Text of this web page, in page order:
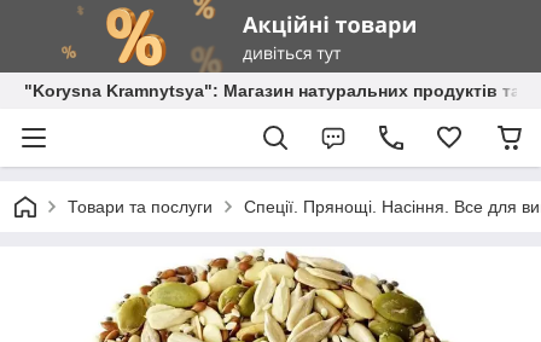
"Korysna Kramnytsya": Магазин натуральних продуктів та
Товари та послуги Спеції. Прянощі. Насіння. Все для